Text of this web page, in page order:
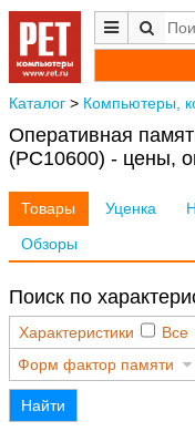
Каталог > Компьютеры,
Оперативная
(PC10600) - цены,
Товары Уценка
Обзоры
Поиск по
Характеристики Все
Форм фактор памяти
Найти